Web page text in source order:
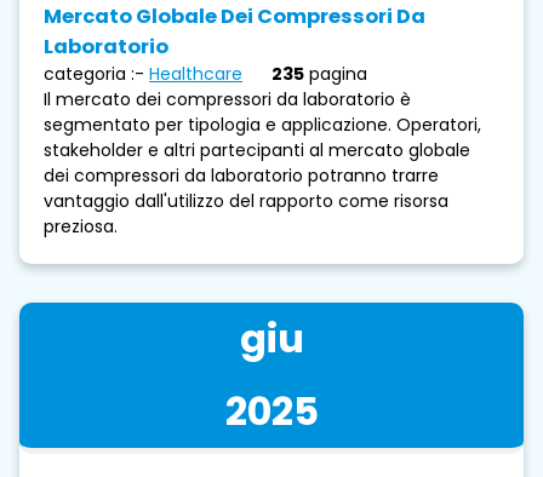
Mercato Globale Dei Compressori Da
Laboratorio
categoria :- Healthcare 235 pagina
Il mercato dei compressori da laboratorio è
segmentato per tipologia e applicazione. Operatori,
stakeholder e altri partecipanti al mercato globale
dei compressori da laboratorio potranno trarre
vantaggio dall'utilizzo del rapporto come risorsa
preziosa.
giu
2025